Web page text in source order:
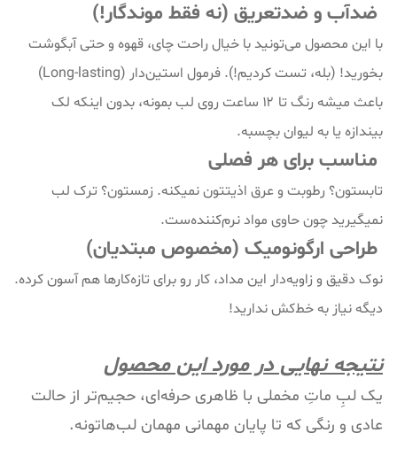
ضدآب و ضدتعریق (نه فقط موندگار!)
با این محصول می‌تونید با خیال راحت چای، قهوه و حتی آبگوشت
بخورید! (بله، تست کردیم!). فرمول استین‌دار (Long-lasting)
باعث میشه رنگ تا ۱۲ ساعت روی لب بمونه، بدون اینکه لک
بیندازه یا به لیوان بچسبه.
مناسب برای هر فصلی
تابستون؟ رطوبت و عرق اذیتتون نمیکنه. زمستون؟ ترک لب
نمیگیرید چون حاوی مواد نرم‌کننده‌ست.
طراحی ارگونومیک (مخصوص مبتدیان)
نوک دقیق و زاویه‌دار این مداد، کار رو برای تازه‌کارها هم آسون کرده.
دیگه نیاز به خط‌کش ندارید!
نتیجه نهایی در مورد این محصول
یک لبِ ماتِ مخملی با ظاهری حرفه‌ای، حجیم‌تر از حالت
عادی و رنگی که تا پایان مهمانی مهمان لب‌هاتونه.